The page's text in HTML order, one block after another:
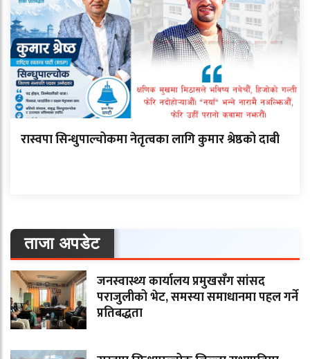
रास्वपा सिन्धुपाल्चोकमा नेतृत्वका लागि कुमार श्रेष्ठको दाबी
ताजा अपडेट
जनस्वास्थ्य कार्यालय प्रमुखसँग सांसद
पराजुलीको भेट, समस्या समाधानमा पहल गर्ने
प्रतिबद्धता